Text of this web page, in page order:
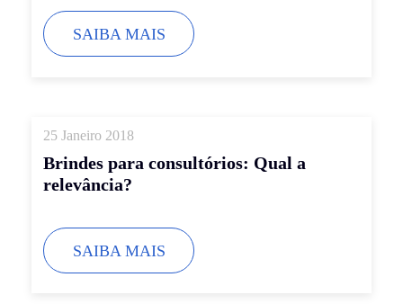
SAIBA MAIS
25 Janeiro 2018
Brindes para consultórios: Qual a
relevância?
SAIBA MAIS